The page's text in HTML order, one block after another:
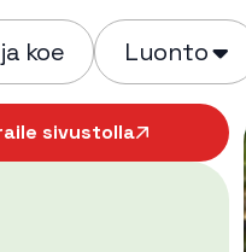
koe Luonto
sivustolla